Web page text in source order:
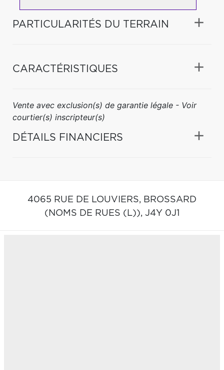
PARTICULARITÉS DU TERRAIN
CARACTÉRISTIQUES
Vente avec exclusion(s) de garantie légale - Voir
courtier(s) inscripteur(s)
DÉTAILS FINANCIERS
4065 RUE DE LOUVIERS, BROSSARD
(NOMS DE RUES (L)), J4Y 0J1